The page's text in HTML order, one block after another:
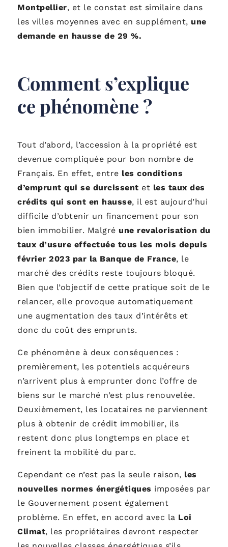
Montpellier, et le constat est similaire dans
les villes moyennes avec en supplément, une
demande en hausse de 29 %.
Comment s’explique
ce phénomène ?
Tout d’abord, l’accession à la propriété est
devenue compliquée pour bon nombre de
Français. En effet, entre les conditions
d’emprunt qui se durcissent et les taux des
crédits qui sont en hausse, il est aujourd’hui
difficile d’obtenir un financement pour son
bien immobilier. Malgré une revalorisation du
taux d’usure effectuée tous les mois depuis
février 2023 par la Banque de France, le
marché des crédits reste toujours bloqué.
Bien que l’objectif de cette pratique soit de le
relancer, elle provoque automatiquement
une augmentation des taux d’intérêts et
donc du coût des emprunts.
Ce phénomène à deux conséquences :
premièrement, les potentiels acquéreurs
n’arrivent plus à emprunter donc l’offre de
biens sur le marché n’est plus renouvelée.
Deuxièmement, les locataires ne parviennent
plus à obtenir de crédit immobilier, ils
restent donc plus longtemps en place et
freinent la mobilité du parc.
Cependant ce n’est pas la seule raison, les
nouvelles normes énergétiques imposées par
le Gouvernement posent également
problème. En effet, en accord avec la Loi
Climat, les propriétaires devront respecter